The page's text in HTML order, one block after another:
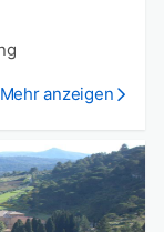
Mehr anzeigen